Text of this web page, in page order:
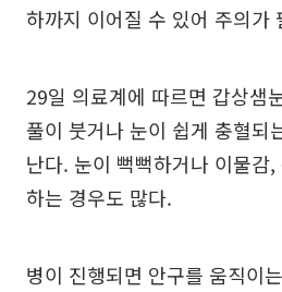
하까지 이어질 수 있어 주의가
29일 의료계에 따르면 갑상샘
풀이 붓거나 눈이 쉽게 충혈되
난다. 눈이 뻑뻑하거나 이물감
하는 경우도 많다.
병이 진행되면 안구를 움직이